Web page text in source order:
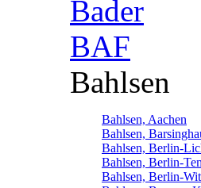
Bader
BAF
Bahlsen
Bahlsen, Aachen
Bahlsen,
Bahlsen, Berlin-
Bahlsen, Berlin-
Bahlsen, Berlin-